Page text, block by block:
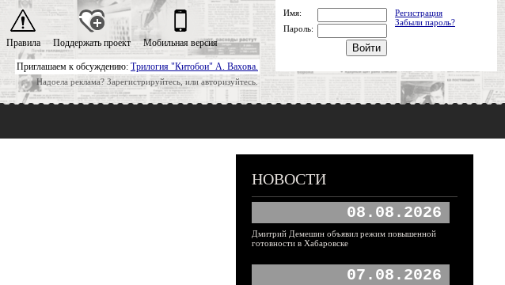
Приглашаем к обсуждению: Трилогия "Китобои" А. Вахова.
Надоела реклама? Зарегистрируйтесь, или авторизуйтесь.
Правила Поддержать проект Мобильная версия
Имя:
Регистрация
Забыли пароль?
Пароль:
НОВОСТИ
08.08.2026
Дмитрий Демешин объявил режим повышенной
готовности в Хабаровске
07.08.2026